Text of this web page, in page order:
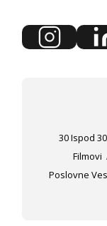
30 Ispod 30
Filmovi
Poslovne